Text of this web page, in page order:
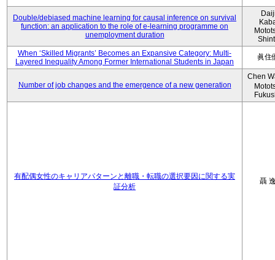
Double/debiased machine learning for causal inference on survival
function: an application to the role of e-learning programme on
unemployment duration
When ‘Skilled Migrants’ Becomes an Expansive Category: Multi-
Layered Inequality Among Former International Students in Japan
眞住
Number of job changes and the emergence of a new generation
Chen
有配偶女性のキャリアパターンと離職・転職の選択要因に関する実
証分析
聶